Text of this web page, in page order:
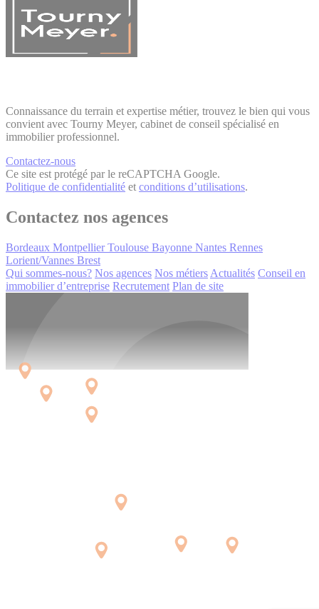
Connaissance du terrain et expertise métier, trouvez le bien qui vous
convient avec Tourny Meyer, cabinet de conseil spécialisé en
immobilier professionnel.
Contactez-nous
Ce site est protégé par le reCAPTCHA Google.
Politique de confidentialité et conditions d’utilisations.
Contactez nos agences
Bordeaux Montpellier Toulouse Bayonne Nantes Rennes
Lorient/Vannes Brest
Qui sommes-nous? Nos agences Nos métiers Actualités Conseil en
immobilier d’entreprise Recrutement Plan de site